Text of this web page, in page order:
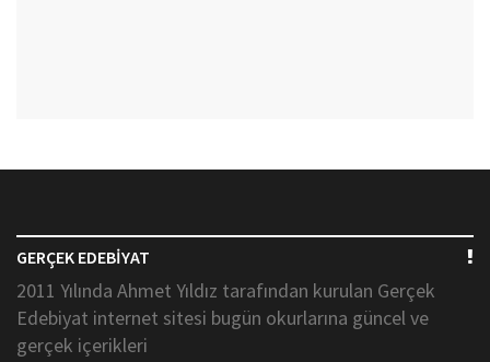
GERÇEK EDEBİYAT
2011 Yılında Ahmet Yıldız tarafından kurulan Gerçek
Edebiyat internet sitesi bugün okurlarına güncel ve
gerçek içerikleri